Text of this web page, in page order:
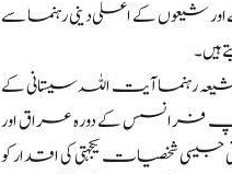
کے اعلی دینی رہنما سے
ہیں۔
رہنما آیت اللہ سیستانی کے
فرانسس کے دورہ عراق اور
شخصیات یکجہتی کی اقدار کو